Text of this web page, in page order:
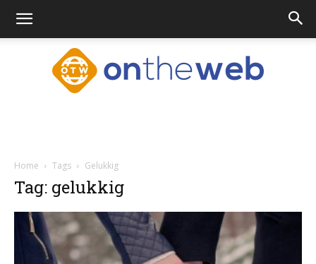
Home Tags Gelukkig
Tag: gelukkig